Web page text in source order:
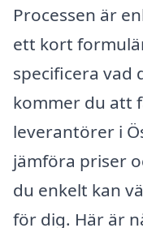
Processen är
ett kort
specificera vad
kommer du att
leverantörer i
jämföra priser
du enkelt kan
för dig. Här är